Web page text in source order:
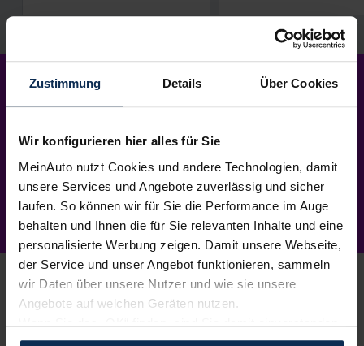
Zustimmung Details Über Cookies
Wir konfigurieren hier alles für Sie
MeinAuto nutzt Cookies und andere Technologien, damit
unsere Services und Angebote zuverlässig und sicher
laufen. So können wir für Sie die Performance im Auge
behalten und Ihnen die für Sie relevanten Inhalte und eine
personalisierte Werbung zeigen. Damit unsere Webseite,
der Service und unser Angebot funktionieren, sammeln
wir Daten über unsere Nutzer und wie sie unsere
Angebote auf welchen Geräten nutzen.
Wenn Sie das „OK“ finden, sind Sie damit einverstanden
und erlauben uns Cookies für unseren Service zu
Mein Neuwagen
1.Wunschauto aussuchen